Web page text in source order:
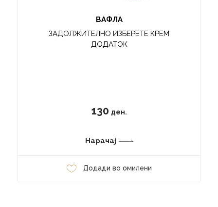
ВАФЛА
ЗАДОЛЖИТЕЛНО ИЗБЕРЕТЕ КРЕМ
ДОДАТОК
130 ден.
Нарачај
Додади во омилени